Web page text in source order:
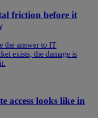
friction before it
the answer to IT
exists, the damage is
access looks like in